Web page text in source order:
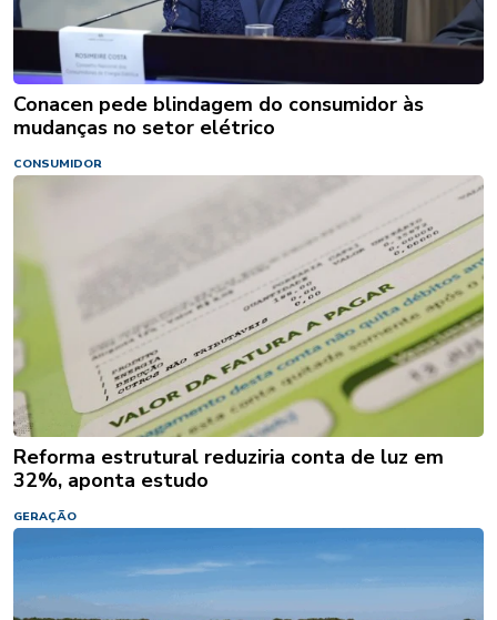
Conacen pede blindagem do consumidor às
mudanças no setor elétrico
CONSUMIDOR
Reforma estrutural reduziria conta de luz em
32%, aponta estudo
GERAÇÃO